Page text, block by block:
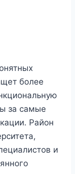
более
за самые
Район
и